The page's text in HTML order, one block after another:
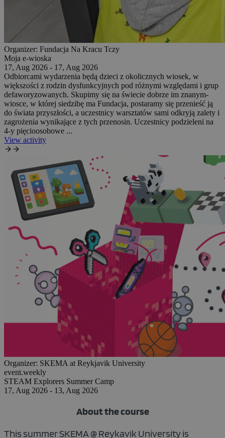
Organizer: Fundacja Na Kracu Tczy
Moja e-wioska
17, Aug 2026 - 17, Aug 2026
Odbiorcami wydarzenia będą dzieci z okolicznych wiosek, w
większości z rodzin dysfunkcyjnych pod różnymi względami i grup
defaworyzowanych. Skupimy się na świecie dobrze im znanym-
wiosce, w której siedzibę ma Fundacja, postaramy się przenieść ją
do świata przyszłości, a uczestnicy warsztatów sami odkryją zalety i
zagrożenia wynikające z tych przenosin. Uczestnicy podzieleni na
4-y pięcioosobowe ...
View activity
Organizer: SKEMA at Reykjavik University
event.weekly
STEAM Explorers Summer Camp
17, Aug 2026 - 13, Aug 2026
About the course
This summer SKEMA @ Reykavik University is